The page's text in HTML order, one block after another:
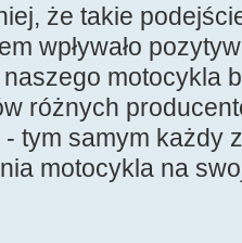
że takie
wpływało
naszego motocykla
różnych
tym samym każdy
motocykla na